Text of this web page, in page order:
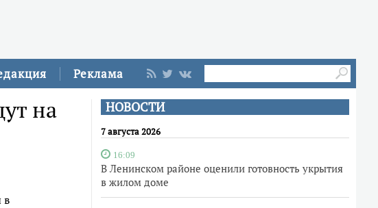
Реклама
НОВОСТИ
7 августа 2026
16:09
В Ленинском районе оценили готовность укрытия
в жилом доме
на
в